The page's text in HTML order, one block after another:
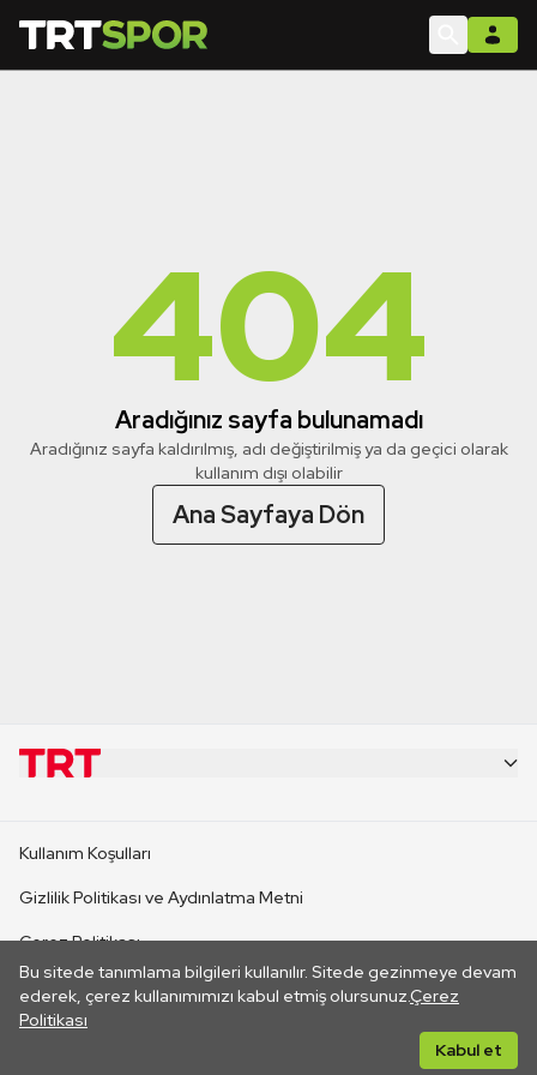
404
Aradığınız sayfa bulunamadı
Aradığınız sayfa kaldırılmış, adı değiştirilmiş ya da geçici olarak
kullanım dışı olabilir
Ana Sayfaya Dön
Bu sitede tanımlama bilgileri kullanılır. Sitede gezinmeye devam
ederek, çerez kullanımımızı kabul etmiş olursunuz.Çerez
Politikası
Kabul et
CANLI YAYINLAR
Kullanım Koşulları
Gizlilik Politikası ve Aydınlatma Metni
Çerez Politikası
İletişim
Her hakkı saklıdır. ©2026 TRT. Bağlantı yoluyla gidilen dış